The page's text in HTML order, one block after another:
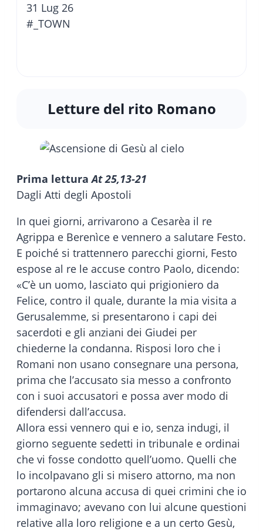
31 Lug 26
#_TOWN
Letture del rito Romano
Prima letturaAt 25,13-21
Dagli Atti degli Apostoli
In quei giorni, arrivarono a Cesarèa il re
Agrippa e Berenìce e vennero a salutare Festo.
E poiché si trattennero parecchi giorni, Festo
espose al re le accuse contro Paolo, dicendo:
«C’è un uomo, lasciato qui prigioniero da
Felice, contro il quale, durante la mia visita a
Gerusalemme, si presentarono i capi dei
sacerdoti e gli anziani dei Giudei per
chiederne la condanna. Risposi loro che i
Romani non usano consegnare una persona,
prima che l’accusato sia messo a confronto
con i suoi accusatori e possa aver modo di
difendersi dall’accusa.
Allora essi vennero qui e io, senza indugi, il
giorno seguente sedetti in tribunale e ordinai
che vi fosse condotto quell’uomo. Quelli che
lo incolpavano gli si misero attorno, ma non
portarono alcuna accusa di quei crimini che io
immaginavo; avevano con lui alcune questioni
relative alla loro religione e a un certo Gesù,